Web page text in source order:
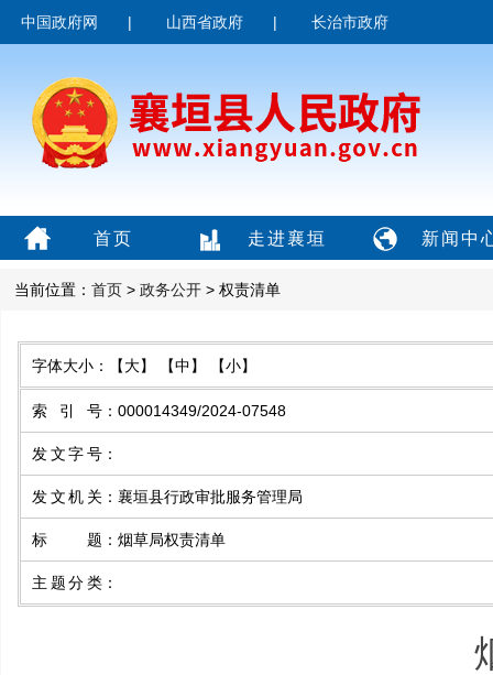
中国政府网 | 山西省政府 | 长治市政府
首页 走进襄垣 新闻中
当前位置： 首页 > 政务公开 > 权责清单
字体大小： 【大】 【中】 【小】
索引号 ： 000014349/2024-07548
发文字号 ：
发文机关 ： 襄垣县行政审批服务管理局
标题 ： 烟草局权责清单
主题分类 ：